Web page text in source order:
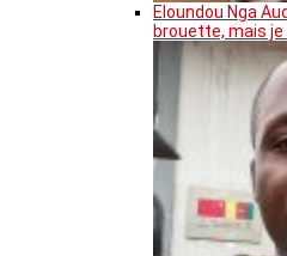
Eloundou Nga
brouette, mais